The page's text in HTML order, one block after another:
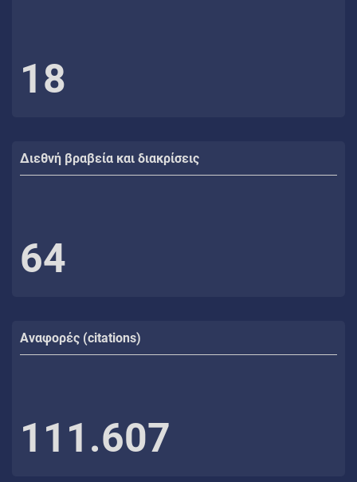
18
Διεθνή βραβεία και διακρίσεις
64
Αναφορές (citations)
111.607